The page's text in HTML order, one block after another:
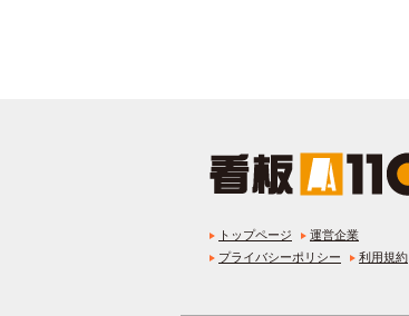
トップページ
運営企業
プライバシーポリシー
利用規約